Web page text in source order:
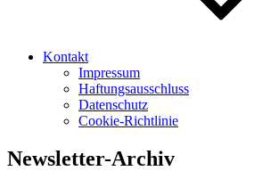
Kontakt
Impressum
Haftungsausschluss
Datenschutz
Cookie-Richtlinie
Newsletter-Archiv